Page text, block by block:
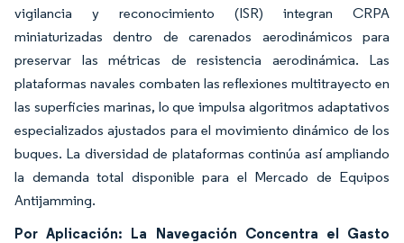
vigilancia y reconocimiento (ISR) integran CRPA
miniaturizadas dentro de carenados aerodinámicos para
preservar las métricas de resistencia aerodinámica. Las
plataformas navales combaten las reflexiones multitrayecto en
las superficies marinas, lo que impulsa algoritmos adaptativos
especializados ajustados para el movimiento dinámico de los
buques. La diversidad de plataformas continúa así ampliando
la demanda total disponible para el Mercado de Equipos
Antijamming.
Por Aplicación: La Navegación Concentra el Gasto